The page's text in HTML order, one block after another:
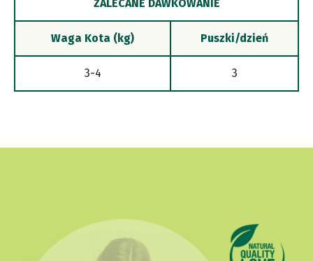
ZALECANE DAWKOWANIE
Waga Kota (kg) Puszki/dzień
3-4 3